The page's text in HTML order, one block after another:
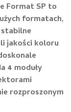
Format SP to
formatach,
jakości koloru
4 moduły
rozproszonym